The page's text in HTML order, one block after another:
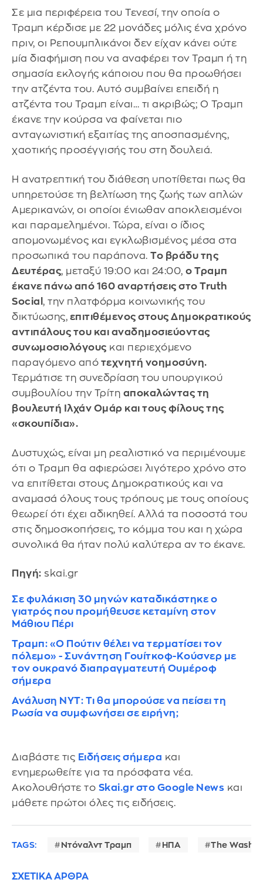
Σε μια περιφέρεια του Τενεσί, την οποία ο
Τραμπ κέρδισε με 22 μονάδες μόλις ένα χρόνο
πριν, οι Ρεπουμπλικάνοι δεν είχαν κάνει ούτε
μία διαφήμιση που να αναφέρει τον Τραμπ ή τη
σημασία εκλογής κάποιου που θα προωθήσει
την ατζέντα του. Αυτό συμβαίνει επειδή η
ατζέντα του Τραμπ είναι… τι ακριβώς; Ο Τραμπ
έκανε την κούρσα να φαίνεται πιο
ανταγωνιστική εξαιτίας της αποσπασμένης,
χαοτικής προσέγγισής του στη δουλειά.
Η ανατρεπτική του διάθεση υποτίθεται πως θα
υπηρετούσε τη βελτίωση της ζωής των απλών
Αμερικανών, οι οποίοι ένιωθαν αποκλεισμένοι
και παραμελημένοι. Τώρα, είναι ο ίδιος
απομονωμένος και εγκλωβισμένος μέσα στα
προσωπικά του παράπονα. Το βράδυ της
Δευτέρας, μεταξύ 19:00 και 24:00, ο Τραμπ
έκανε πάνω από 160 αναρτήσεις στο Truth
Social , την πλατφόρμα κοινωνικής του
δικτύωσης, επιτιθέμενος στους Δημοκρατικούς
αντιπάλους του και αναδημοσιεύοντας
συνωμοσιολόγους και περιεχόμενο
παραγόμενο από τεχνητή νοημοσύνη.
Τερμάτισε τη συνεδρίαση του υπουργικού
συμβουλίου την Τρίτη αποκαλώντας τη
βουλευτή Ιλχάν Ομάρ και τους φίλους της
«σκουπίδια».
Δυστυχώς, είναι μη ρεαλιστικό να περιμένουμε
ότι ο Τραμπ θα αφιερώσει λιγότερο χρόνο στο
να επιτίθεται στους Δημοκρατικούς και να
αναμασά όλους τους τρόπους με τους οποίους
θεωρεί ότι έχει αδικηθεί. Αλλά τα ποσοστά του
στις δημοσκοπήσεις, το κόμμα του και η χώρα
συνολικά θα ήταν πολύ καλύτερα αν το έκανε.
Πηγή: skai.gr
Σε φυλάκιση 30 μηνών καταδικάστηκε ο
γιατρός που προμήθευσε κεταμίνη στον
Μάθιου Πέρι
Τραμπ: «Ο Πούτιν θέλει να τερματίσει τον
πόλεμο» - Συνάντηση Γουίτκοφ-Κούσνερ με
τον ουκρανό διαπραγματευτή Ουμέροφ
σήμερα
Ανάλυση ΝΥΤ: Τι θα μπορούσε να πείσει τη
Ρωσία να συμφωνήσει σε ειρήνη;
Διαβάστε τις Ειδήσεις σήμερα και
ενημερωθείτε για τα πρόσφατα νέα.
Ακολουθήστε το Skai.gr στο Google News και
μάθετε πρώτοι όλες τις ειδήσεις.
TAGS: Ντόναλντ Τραμπ ΗΠΑ The
ΣΧΕΤΙΚΑ ΑΡΘΡΑ